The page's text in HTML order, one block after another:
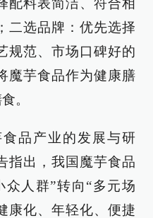
配料表简洁、符合相
二选品牌：优先选择
规范、市场口碑好的
魔芋食品作为健康膳
。
品产业的发展与研
指出，我国魔芋食品
人群”转向“多元场
康化、年轻化、便捷